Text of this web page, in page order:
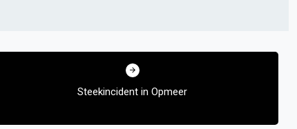
Steekincident in Opmeer